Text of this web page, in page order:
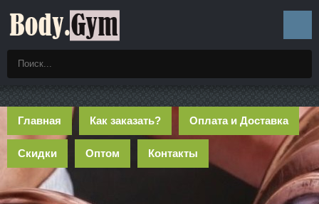
Главная Как заказать? Оплата и Доставка
Скидки Оптом Контакты